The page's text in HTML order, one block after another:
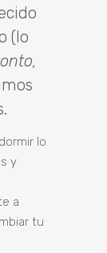
(lo
lo
y
a
tu